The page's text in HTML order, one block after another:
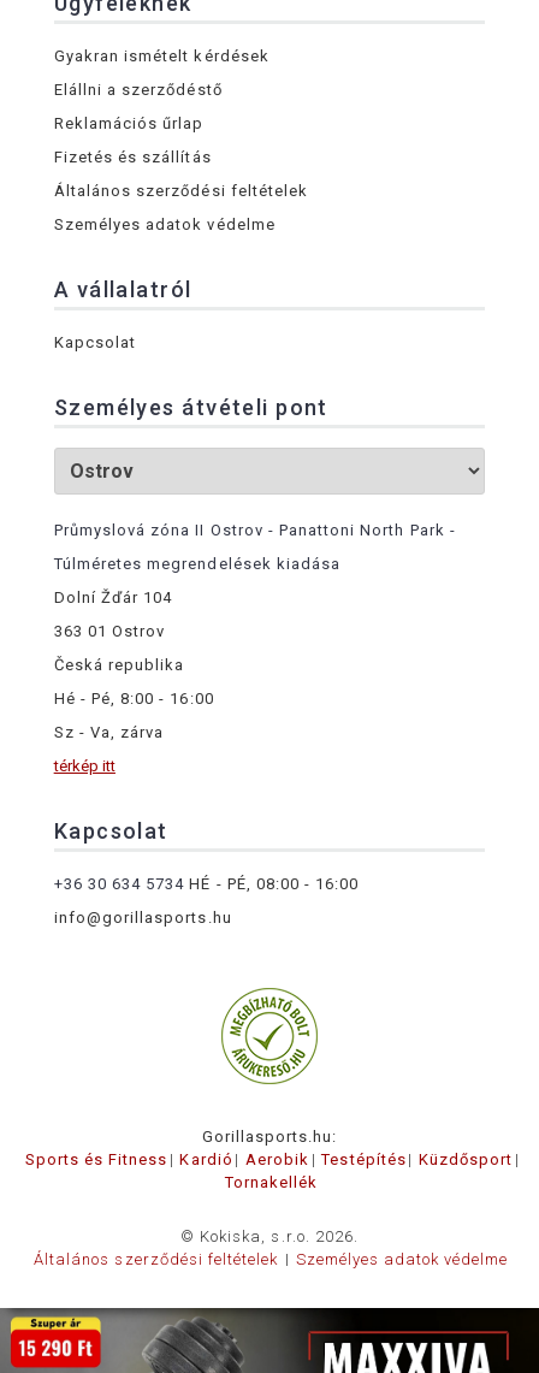
Gyakran ismételt kérdések
Elállni a szerződéstő
Reklamációs űrlap
Fizetés és szállítás
Általános szerződési feltételek
Személyes adatok védelme
A vállalatról
Kapcsolat
Személyes átvételi pont
Průmyslová zóna II Ostrov - Panattoni North Park -
Túlméretes megrendelések kiadása
Dolní Žďár 104
363 01 Ostrov
Česká republika
Hé - Pé, 8:00 - 16:00
Sz - Va, zárva
térkép itt
Kapcsolat
+36 30 634 5734 HÉ - PÉ, 08:00 - 16:00
info@gorillasports.hu
Gorillasports.hu:
Sports és Fitness
Kardió Aerobik Testépítés
Küzdősport
Tornakellék
© Kokiska, s.r.o. 2026.
Általános szerződési feltételek
Személyes adatok védelme